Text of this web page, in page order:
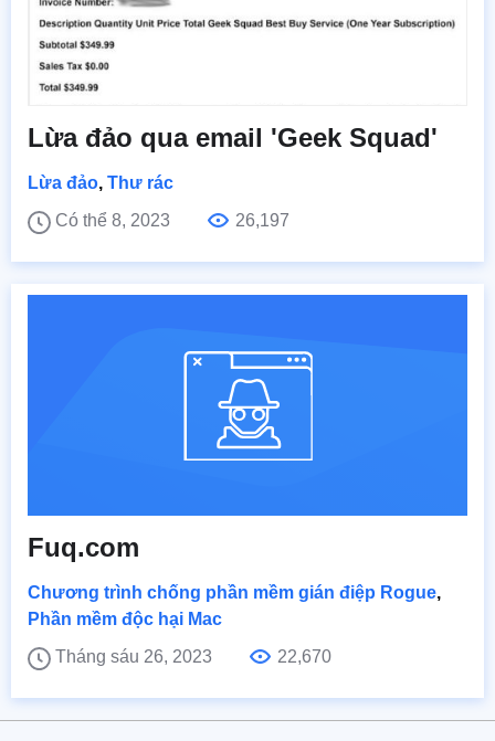
Lừa đảo qua email 'Geek Squad'
Lừa đảo, Thư rác
Có thể 8, 2023
26,197
Fuq.com
Chương trình chống phần mềm gián điệp Rogue,
Phần mềm độc hại Mac
Tháng sáu 26, 2023
22,670